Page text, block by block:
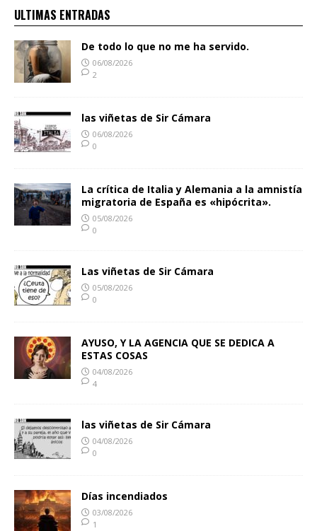
ULTIMAS ENTRADAS
De todo lo que no me ha servido.
06/08/2026
2
las viñetas de Sir Cámara
06/08/2026
0
La crítica de Italia y Alemania a la amnistía
migratoria de España es «hipócrita».
05/08/2026
0
Las viñetas de Sir Cámara
05/08/2026
0
AYUSO, Y LA AGENCIA QUE SE DEDICA A
ESTAS COSAS
04/08/2026
4
las viñetas de Sir Cámara
04/08/2026
0
Días incendiados
03/08/2026
1